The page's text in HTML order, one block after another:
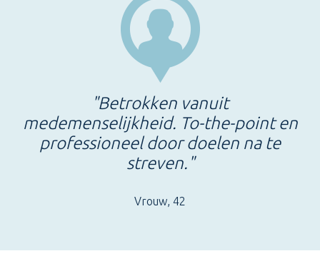
"Betrokken vanuit
medemenselijkheid. To-the-point en
professioneel door doelen na te
streven."
Vrouw, 42